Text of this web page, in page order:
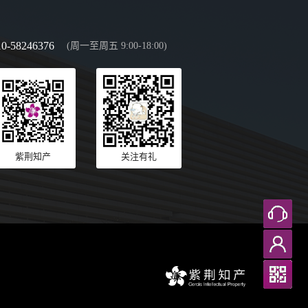
58246376 (周一至周五 9:00-18:00)
紫荆知产 关注有礼